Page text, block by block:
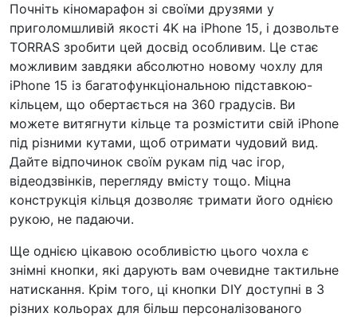
Почніть кіномарафон зі своїми друзями у
приголомшливій якості 4K на iPhone 15, і дозвольте
TORRAS зробити цей досвід особливим. Це стає
можливим завдяки абсолютно новому чохлу для
iPhone 15 із багатофункціональною підставкою-
кільцем, що обертається на 360 градусів. Ви
можете витягнути кільце та розмістити свій iPhone
під різними кутами, щоб отримати чудовий вид.
Дайте відпочинок своїм рукам під час ігор,
відеодзвінків, перегляду вмісту тощо. Міцна
конструкція кільця дозволяє тримати його однією
рукою, не падаючи.
Ще однією цікавою особливістю цього чохла є
знімні кнопки, які дарують вам очевидне тактильне
натискання. Крім того, ці кнопки DIY доступні в 3
різних кольорах для більш персоналізованого